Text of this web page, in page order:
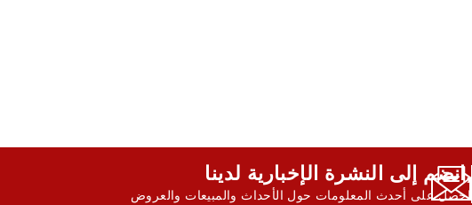
انضم إلى النشرة الإخبارية لدينا,
احصل على أحدث المعلومات حول الأحداث والمبيعات والعروض